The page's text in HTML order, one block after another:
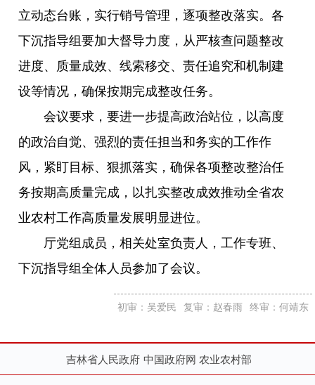
立动态台账，实行销号管理，逐项整改落实。各
下沉指导组要加大督导力度，从严核查问题整改
进度、质量成效、线索移交、责任追究和机制建
设等情况，确保按期完成整改任务。
会议要求，要进一步提高政治站位，以高度
的政治自觉、强烈的责任担当和务实的工作作
风，紧盯目标、狠抓落实，确保各项整改整治任
务按期高质量完成，以扎实整改成效推动全省农
业农村工作高质量发展明显进位。
厅党组成员，相关处室负责人，工作专班、
下沉指导组全体人员参加了会议。
初审：吴爱民 复审：赵春雨 终审：何靖东
吉林省人民政府 中国政府网 农业农村部